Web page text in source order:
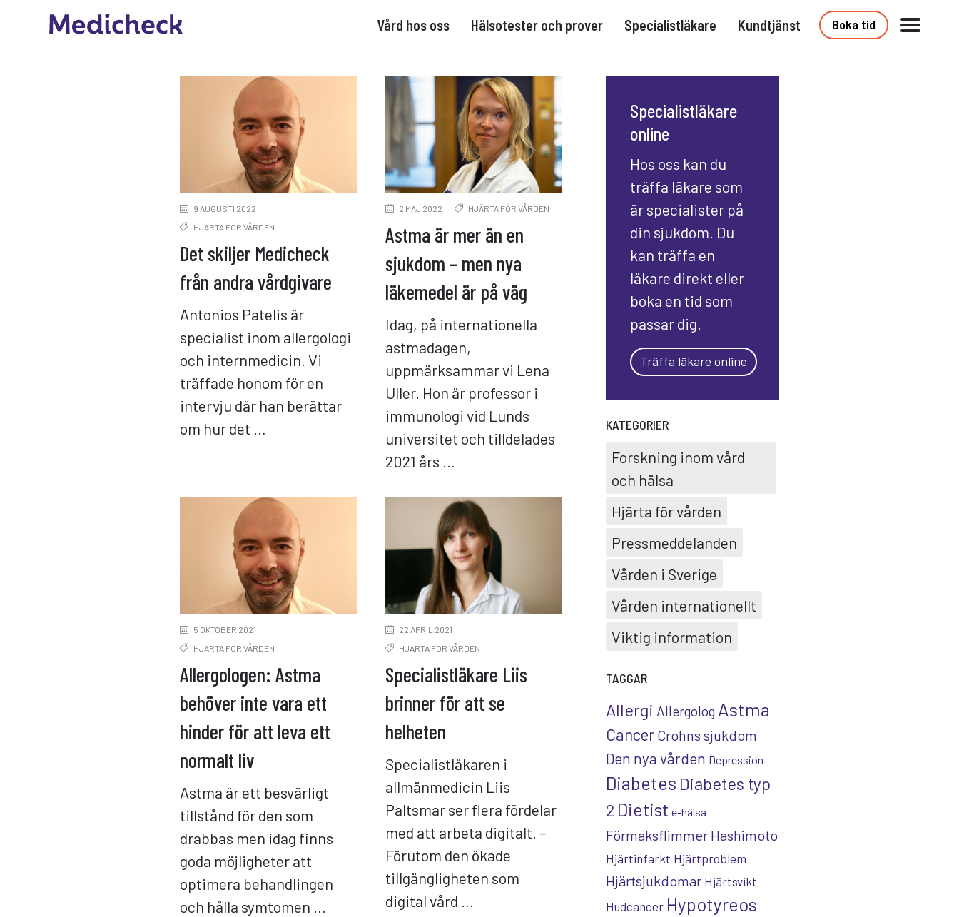
Vård hos oss Hälsotester och prover Specialistläkare Kundtjänst Boka tid
9 AUGUSTI 2022
HJÄRTA FÖR VÅRDEN
Det skiljer Medicheck
från andra vårdgivare
Antonios Patelis är
specialist inom allergologi
och internmedicin. Vi
träffade honom för en
intervju där han berättar
om hur det …
2 MAJ 2022 HJÄRTA FÖR VÅRDEN
Astma är mer än en
sjukdom – men nya
läkemedel är på väg
Idag, på internationella
astmadagen,
uppmärksammar vi Lena
Uller. Hon är professor i
immunologi vid Lunds
universitet och tilldelades
2021 års …
5 OKTOBER 2021
HJÄRTA FÖR VÅRDEN
Allergologen: Astma
behöver inte vara ett
hinder för att leva ett
normalt liv
Astma är ett besvärligt
tillstånd för den som
drabbas men idag finns
goda möjligheter att
optimera behandlingen
och hålla symtomen …
22 APRIL 2021
HJÄRTA FÖR VÅRDEN
Specialistläkare Liis
brinner för att se
helheten
Specialistläkaren i
allmänmedicin Liis
Paltsmar ser flera fördelar
med att arbeta digitalt. –
Förutom den ökade
tillgängligheten som
digital vård …
Specialistläkare
online
Hos oss kan du
träffa läkare som
är specialister på
din sjukdom. Du
kan träffa en
läkare direkt eller
boka en tid som
passar dig.
Träffa läkare online
KATEGORIER
Forskning inom vård
och hälsa
Hjärta för vården
Pressmeddelanden
Vården i Sverige
Vården internationellt
Viktig information
TAGGAR
Allergi Allergolog Astma
Cancer Crohns sjukdom
Den nya vården Depression
Diabetes Diabetes typ
2 Dietist e-hälsa
Förmaksflimmer Hashimoto
Hjärtinfarkt Hjärtproblem
Hjärtsjukdomar Hjärtsvikt
Hudcancer Hypotyreos